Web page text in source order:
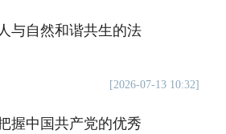
与自然和谐共生的法
[2026-07-13 10:32]
握中国共产党的优秀